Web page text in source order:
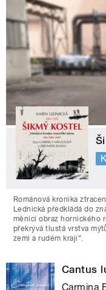
Románová kronika
Lednická předkládá do
měnící obraz hornického
překrývá tlustá vrstva
zemi a rudém kraji“.
Cantus
Carmina